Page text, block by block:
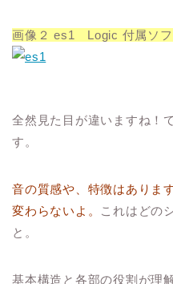
画像２ es1 Logic 付属ソフ
全然見た目が違いますね！
す。
音の質感や、特徴はありま
変わらないよ。 これはどの
と。
基本構造と各部の役割が理